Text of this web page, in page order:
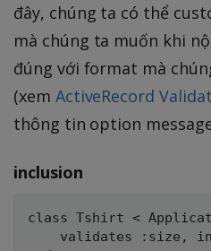
đây, chúng ta có thể
mà chúng ta muốn khi
đúng với format mà
(xem ActiveRecord
thông tin option
inclusion
class Tshirt <
validates :size,